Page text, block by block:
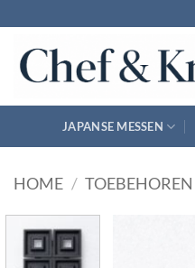
naar
inhoud
JAPANSE MESSEN
HOME / TOEBEHOREN